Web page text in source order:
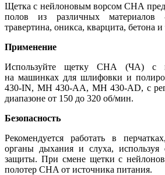
Щетка с нейлоновым ворсом CHA
полов из различных материалов
травертина, оникса, кварцита, бетона и
Применение
Используйте щетку CHA (ЧА) с
на машинках для шлифовки и
430-IN, MH 430-AA, MH 430-AD, с
диапазоне от 150 до 320 об/мин.
Безопасность
Рекомендуется работать в
органы дыхания и слуха, используя
защиты. При смене щетки с
полотер CHA от источника питания.